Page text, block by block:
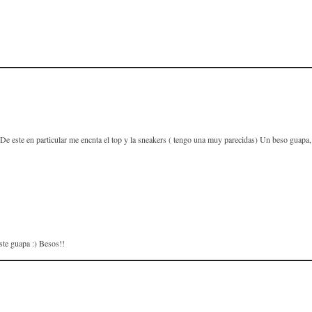
este en particular me encnta el top y la sneakers ( tengo una muy parecidas) Un beso
guapa :) Besos!!